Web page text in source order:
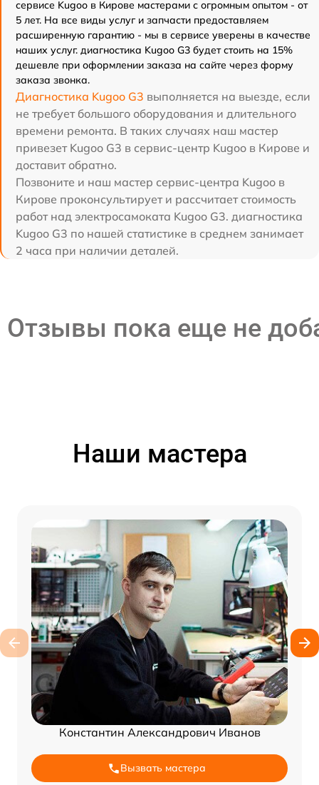
сервисе Kugoo в Кирове мастерами с огромным опытом - от
5 лет. На все виды услуг и запчасти предоставляем
расширенную гарантию - мы в сервисе уверены в качестве
наших услуг. диагностика Kugoo G3 будет стоить на 15%
дешевле при оформлении заказа на сайте через форму
заказа звонка.
Диагностика Kugoo G3 выполняется на выезде, если
не требует большого оборудования и длительного
времени ремонта. В таких случаях наш мастер
привезет Kugoo G3 в сервис-центр Kugoo в Кирове и
доставит обратно.
Позвоните и наш мастер сервис-центра Kugoo в
Кирове проконсультирует и рассчитает стоимость
работ над электросамоката Kugoo G3. диагностика
Kugoo G3 по нашей статистике в среднем занимает
2 часа при наличии деталей.
Отзывы пока еще не
Наши мастера
Константин Александрович Иванов
Вызвать мастера